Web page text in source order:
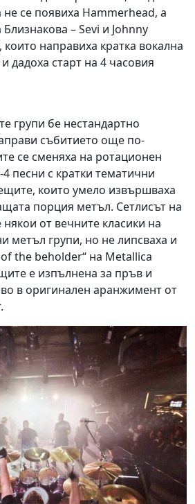
се появиха Hammerhead, а
– Sevi и Johnny
които направиха кратка вокална
дадоха старт на 4 часовия
групи бе нестандартно
събитието още по-
се сменяха на ротационен
песни с кратки тематични
които умело извършваха
порция метъл. Сетлисът на
от вечните класики на
метъл групи, но не липсваха и
of the beholder“ на Metallica
е изпълнена за пръв и
в оригинален аранжимент от